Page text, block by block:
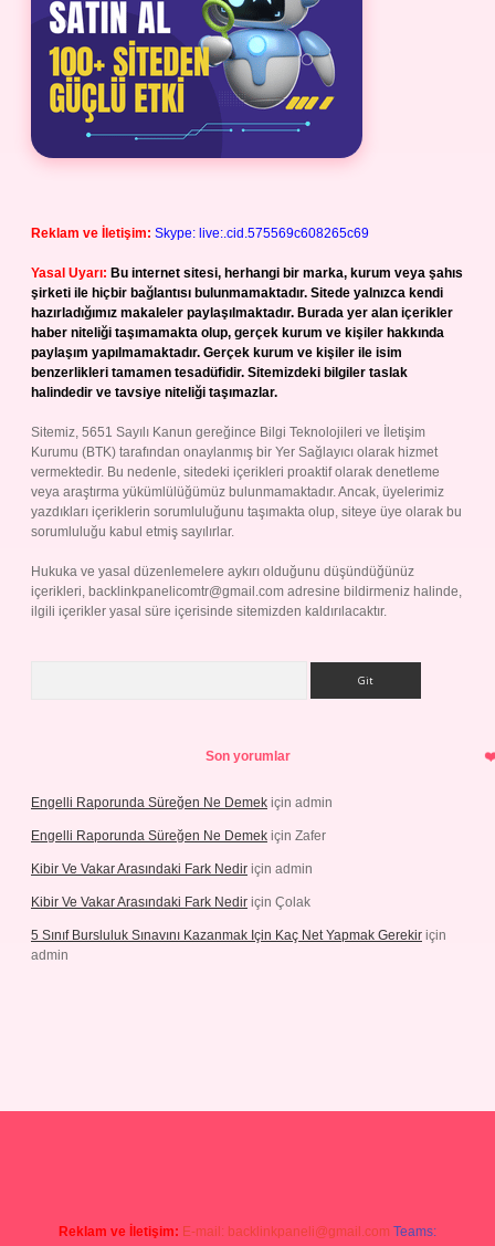
Reklam ve İletişim: Skype: live:.cid.575569c608265c69
Yasal Uyarı: Bu internet sitesi, herhangi bir marka, kurum veya şahıs
şirketi ile hiçbir bağlantısı bulunmamaktadır. Sitede yalnızca kendi
hazırladığımız makaleler paylaşılmaktadır. Burada yer alan içerikler
haber niteliği taşımamakta olup, gerçek kurum ve kişiler hakkında
paylaşım yapılmamaktadır. Gerçek kurum ve kişiler ile isim
benzerlikleri tamamen tesadüfidir. Sitemizdeki bilgiler taslak
halindedir ve tavsiye niteliği taşımazlar.
Sitemiz, 5651 Sayılı Kanun gereğince Bilgi Teknolojileri ve İletişim
Kurumu (BTK) tarafından onaylanmış bir Yer Sağlayıcı olarak hizmet
vermektedir. Bu nedenle, sitedeki içerikleri proaktif olarak denetleme
veya araştırma yükümlülüğümüz bulunmamaktadır. Ancak, üyelerimiz
yazdıkları içeriklerin sorumluluğunu taşımakta olup, siteye üye olarak bu
sorumluluğu kabul etmiş sayılırlar.
Hukuka ve yasal düzenlemelere aykırı olduğunu düşündüğünüz
içerikleri, backlinkpanelicomtr@gmail.com adresine bildirmeniz halinde,
ilgili içerikler yasal süre içerisinde sitemizden kaldırılacaktır.
Son yorumlar
Engelli Raporunda Süreğen Ne Demek için admin
Engelli Raporunda Süreğen Ne Demek için Zafer
Kibir Ve Vakar Arasındaki Fark Nedir için admin
Kibir Ve Vakar Arasındaki Fark Nedir için Çolak
5 Sınıf Bursluluk Sınavını Kazanmak Için Kaç Net Yapmak Gerekir için
admin
Reklam ve İletişim: E-mail: backlinkpaneli@gmail.com Teams: